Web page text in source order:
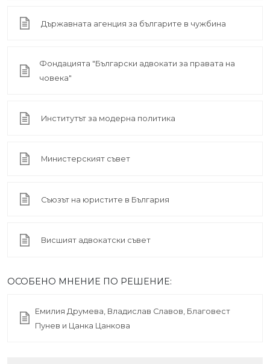
Държавната агенция за българите в чужбина
Фондацията "Български адвокати за правата на
човека"
Институтът за модерна политика
Министерският съвет
Съюзът на юристите в България
Висшият адвокатски съвет
ОСОБЕНО МНЕНИЕ ПО РЕШЕНИЕ:
Емилия Друмева, Владислав Славов, Благовест
Пунев и Цанка Цанкова